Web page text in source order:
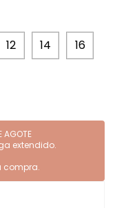
12 14 16